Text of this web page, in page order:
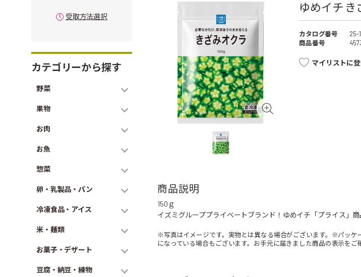
受取方法選択
カテゴリーから探す
野菜
果物
お肉
お魚
惣菜
卵・乳製品・パン
冷凍食品・アイス
米・麺類
お菓子・デザート
豆腐・納豆・練物
ゆめイチ き
カタログ番号
25-
商品番号
マイリストに
商品説明
150ｇ
イズミグループプライベートブランド！ゆめイチ「プライス」商
※写真はイメージです。実物とは異なる場合がございます。※パッケ
になっている場合もございます。お手元に届きました商品の表示をご